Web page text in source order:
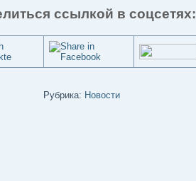
ссылкой в соцсетях:
Рубрика: Новости